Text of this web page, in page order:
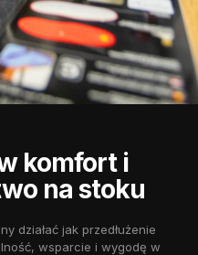
komfort i
na stoku
działać jak przedłużenie
wsparcie i wygodę w